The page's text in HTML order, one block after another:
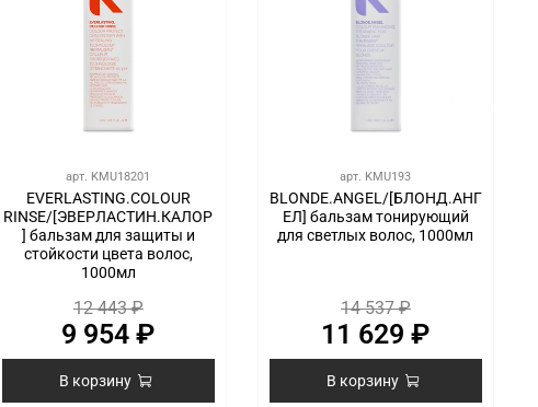
арт. KMU18201
EVERLASTING.COLOUR
RINSE/[ЭВЕРЛАСТИН.КАЛОР
] бальзам для защиты и
стойкости цвета волос,
1000мл
12 443 ₽
9 954 ₽
В корзину
арт. KMU193
BLONDE.ANGEL/[БЛОНД.АНГ
ЕЛ] бальзам тонирующий
для светлых волос, 1000мл
14 537 ₽
11 629 ₽
В корзину